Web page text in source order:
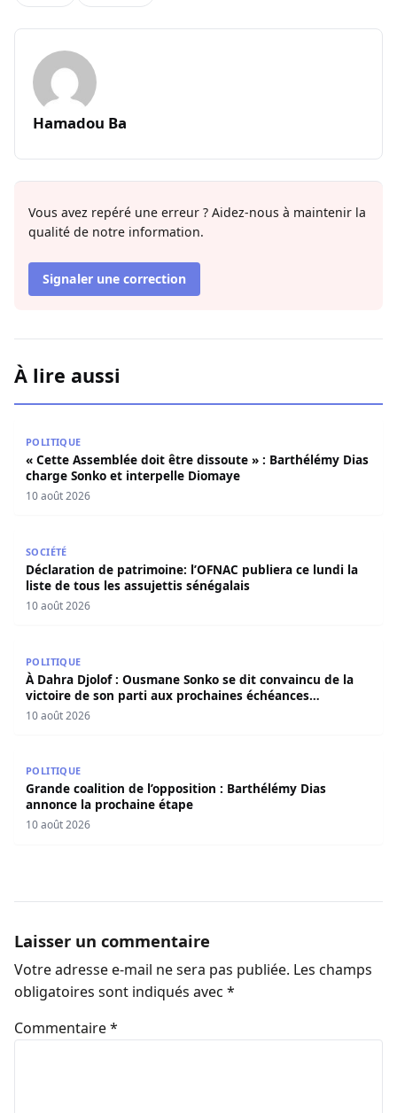
Hamadou Ba
Vous avez repéré une erreur ? Aidez-nous à maintenir la
qualité de notre information.
Signaler une correction
À lire aussi
POLITIQUE
« Cette Assemblée doit être dissoute » : Barthélémy Dias
charge Sonko et interpelle Diomaye
10 août 2026
SOCIÉTÉ
Déclaration de patrimoine: l’OFNAC publiera ce lundi la
liste de tous les assujettis sénégalais
10 août 2026
POLITIQUE
À Dahra Djolof : Ousmane Sonko se dit convaincu de la
victoire de son parti aux prochaines échéances
électorales.
10 août 2026
POLITIQUE
Grande coalition de l’opposition : Barthélémy Dias
annonce la prochaine étape
10 août 2026
Laisser un commentaire
Votre adresse e-mail ne sera pas publiée. Les champs
obligatoires sont indiqués avec *
Commentaire*